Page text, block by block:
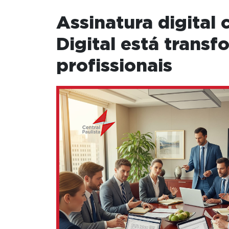
Assinatura digital
Digital está
profissionais